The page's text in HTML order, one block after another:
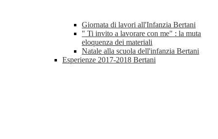
Giornata di lavori all'Infanzia Bertani
" Ti invito a lavorare con me" : la muta
eloquenza dei materiali
Natale alla scuola dell'infanzia Bertani
Esperienze 2017-2018 Bertani